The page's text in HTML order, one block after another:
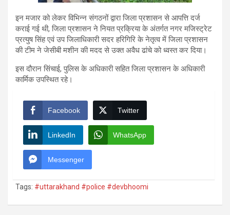
इन मजार को लेकर विभिन्न संगठनों द्वारा जिला प्रशासन से आपत्ति दर्ज
कराई गई थी, जिला प्रशासन ने नियत प्रक्रिया के अंतर्गत नगर मजिस्ट्रेट
प्रत्युष सिंह एवं उप जिलाधिकारी सदर हरिगिरि के नेतृत्व में जिला प्रशासन
की टीम ने जेसीबी मशीन की मदद से उक्त अवैध ढांचे को ध्वस्त कर दिया।
इस दौरान सिंचाई, पुलिस के अधिकारी सहित जिला प्रशासन के अधिकारी
कार्मिक उपस्थित रहे।
Facebook Twitter
LinkedIn WhatsApp
Messenger
Tags: #uttarakhand #police #devbhoomi